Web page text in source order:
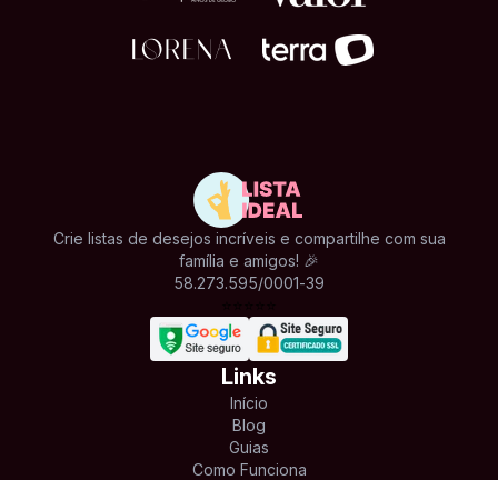
Crie listas de desejos incríveis e compartilhe com sua
família e amigos! 🎉
58.273.595/0001-39
Links
Início
Blog
Guias
Como Funciona